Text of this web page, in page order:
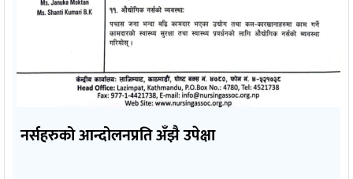
नर्सहरुको आन्दोलनप्रति अँझै उपेक्षा